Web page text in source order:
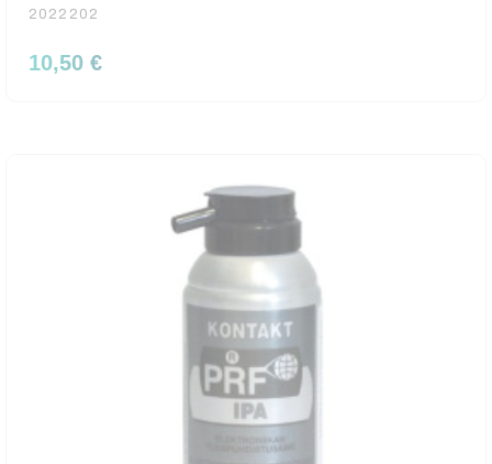
2022202
10,50 €